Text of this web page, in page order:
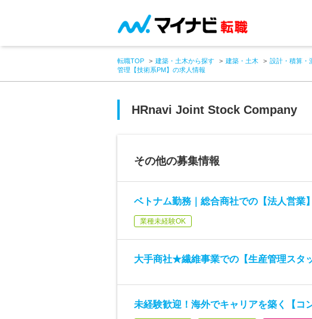
転職TOP 建築・土木から探す 建築・土木 設計・積算・
管理【技術系PM】の求人情報
HRnavi Joint Stock Company
その他の募集情報
ベトナム勤務｜総合商社での【法人営業
業種未経験OK
大手商社★繊維事業での【生産管理スタ
未経験歓迎！海外でキャリアを築く【コ